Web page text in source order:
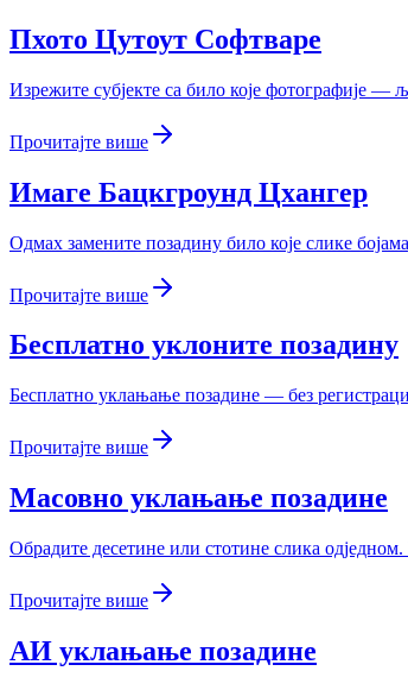
Пхото Цутоут Софтваре
Изрежите субјекте са било које фотографије —
Прочитајте више
Имаге Бацкгроунд Цхангер
Одмах замените позадину било које слике
Прочитајте више
Бесплатно уклоните позадину
Бесплатно уклањање позадине — без
Прочитајте више
Масовно уклањање позадине
Обрадите десетине или стотине слика
Прочитајте више
АИ уклањање позадине